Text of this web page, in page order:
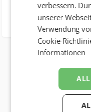
verbessern.
unserer
Verwendung
Cookie-
Informationen